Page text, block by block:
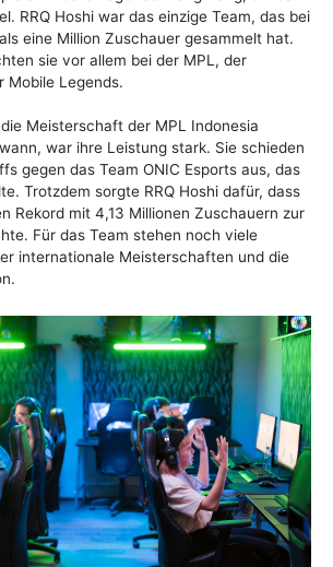
RRQ Hoshi war das einzige Team, das bei
eine Million Zuschauer gesammelt hat.
sie vor allem bei der MPL, der
Mobile Legends.
Meisterschaft der MPL Indonesia
war ihre Leistung stark. Sie schieden
gegen das Team ONIC Esports aus, das
Trotzdem sorgte RRQ Hoshi dafür, dass
Rekord mit 4,13 Millionen Zuschauern zur
Für das Team stehen noch viele
internationale Meisterschaften und die